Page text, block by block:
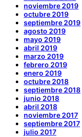
noviembre 2019
octubre 2019
septiembre 2019
agosto 2019
mayo 2019
abril 2019
marzo 2019
febrero 2019
enero 2019
octubre 2018
septiembre 2018
junio 2018
abril 2018
noviembre 2017
septiembre 2017
julio 2017